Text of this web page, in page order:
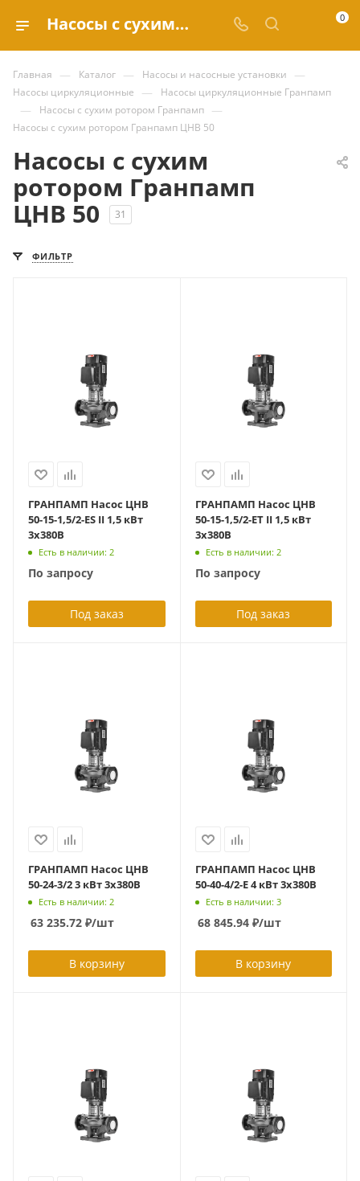
Насосы с сухим ротором Гранпамп ЦНВ 50 купить по выгодным ценам в каталоге Valve.ru 0
Главная — Каталог — Насосы и насосные установки —
Насосы циркуляционные — Насосы циркуляционные Гранпамп
— Насосы с сухим ротором Гранпамп —
Насосы с сухим ротором Гранпамп ЦНВ 50
Насосы с сухим
ротором Гранпамп
ЦНВ 50
31
ФИЛЬТР
ГРАНПАМП Насос ЦНВ
50-15-1,5/2-ES II 1,5 кВт
3х380В
Есть в наличии: 2
По запросу
Под заказ
ГРАНПАМП Насос ЦНВ
50-15-1,5/2-ET II 1,5 кВт
3х380В
Есть в наличии: 2
По запросу
Под заказ
ГРАНПАМП Насос ЦНВ
50-24-3/2 3 кВт 3х380В
Есть в наличии: 2
63 235.72 ₽/шт
В корзину
ГРАНПАМП Насос ЦНВ
50-40-4/2-Е 4 кВт 3х380В
Есть в наличии: 3
68 845.94₽/шт
В корзину